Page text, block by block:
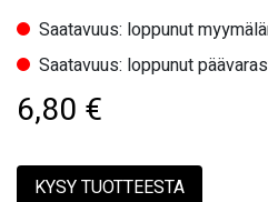
Saatavuus: loppunut
Saatavuus: loppunut
6,80 €
KYSY TUOTTEESTA